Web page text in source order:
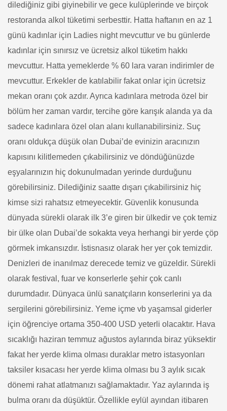
dilediğiniz gibi giyinebilir ve gece kulüplerinde ve birçok
restoranda alkol tüketimi serbesttir. Hatta haftanın en az 1
günü kadınlar için Ladies night mevcuttur ve bu günlerde
kadınlar için sınırsız ve ücretsiz alkol tüketim hakkı
mevcuttur. Hatta yemeklerde % 60 lara varan indirimler de
mevcuttur. Erkekler de katılabilir fakat onlar için ücretsiz
mekan oranı çok azdır. Ayrıca kadınlara metroda özel bir
bölüm her zaman vardır, tercihe göre karışık alanda ya da
sadece kadınlara özel olan alanı kullanabilirsiniz. Suç
oranı oldukça düşük olan Dubai’de evinizin aracınızın
kapısını kilitlemeden çıkabilirsiniz ve döndüğünüzde
eşyalarınızın hiç dokunulmadan yerinde durduğunu
görebilirsiniz. Dilediğiniz saatte dışarı çıkabilirsiniz hiç
kimse sizi rahatsız etmeyecektir. Güvenlik konusunda
dünyada sürekli olarak ilk 3’e giren bir ülkedir ve çok temiz
bir ülke olan Dubai’de sokakta veya herhangi bir yerde çöp
görmek imkansızdır. İstisnasız olarak her yer çok temizdir.
Denizleri de inanılmaz derecede temiz ve güzeldir. Sürekli
olarak festival, fuar ve konserlerle şehir çok canlı
durumdadır. Dünyaca ünlü sanatçıların konserlerini ya da
sergilerini görebilirsiniz. Yeme içme vb yaşamsal giderler
için öğrenciye ortama 350-400 USD yeterli olacaktır. Hava
sıcaklığı haziran temmuz ağustos aylarında biraz yüksektir
fakat her yerde klima olması duraklar metro istasyonları
taksiler kısacası her yerde klima olması bu 3 aylık sıcak
dönemi rahat atlatmanızı sağlamaktadır. Yaz aylarında iş
bulma oranı da düşüktür. Özellikle eylül ayından itibaren